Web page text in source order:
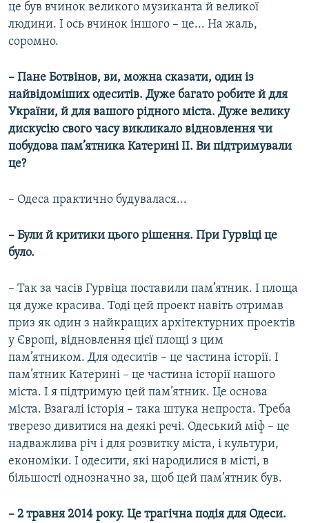
це був вчинок великого музиканта й великої
людини. І ось вчинок іншого – це... На жаль,
соромно.
– Пане Ботвінов, ви, можна сказати, один із
найвідоміших одеситів. Дуже багато робите й для
України, й для вашого рідного міста. Дуже велику
дискусію свого часу викликало відновлення чи
побудова пам’ятника Катерині ІІ. Ви підтримували
це?
– Одеса практично будувалася...
– Були й критики цього рішення. При Гурвіці це
було.
– Так за часів Гурвіца поставили пам’ятник. І площа
ця дуже красива. Тоді цей проект навіть отримав
приз як один з найкращих архітектурних проектів
у Європі, відновлення цієї площі з цим
пам’ятником. Для одеситів – це частина історії. І
пам’ятник Катерині – це частина історії нашого
міста. І я підтримую цей пам’ятник. Це основа
міста. Взагалі історія – така штука непроста. Треба
тверезо дивитися на деякі речі. Одеський міф – це
надважлива річ і для розвитку міста, і культури,
економіки. І одесити, які народилися в місті, в
більшості однозначно за, щоб цей пам’ятник був.
– 2 травня 2014 року. Це трагічна подія для Одеси.